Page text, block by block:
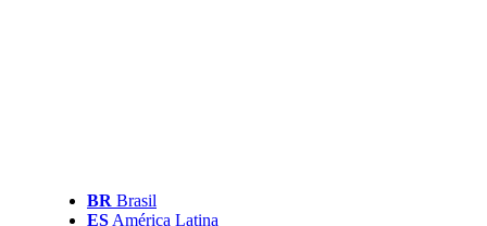
BR Brasil
ES América Latina